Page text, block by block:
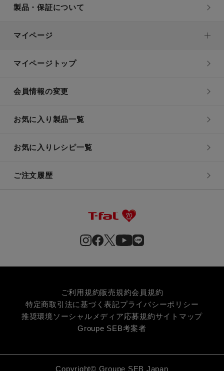
製品・保証について
マイページ
マイページトップ
会員情報の変更
お気に入り製品一覧
お気に入りレシピ一覧
ご注文履歴
ご利用規約販売規約会員規約
特定商取引法に基づく表記プライバシーポリシー
推奨環境 ソーシャルメディア応募規約サイトマップ
Groupe SEB考案者
Copyright© Groupe SEB Japan